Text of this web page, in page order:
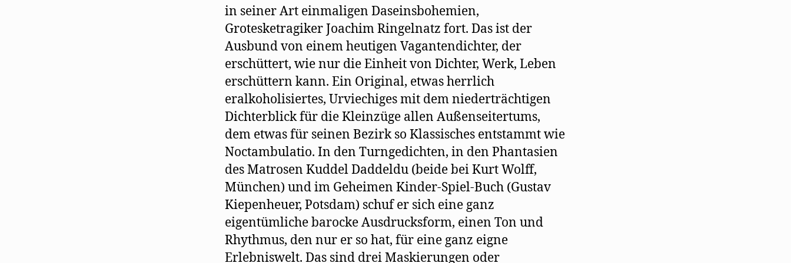
in seiner Art einmaligen Daseinsbohemien,
Grotesketragiker Joachim Ringelnatz fort. Das ist der
Ausbund von einem heutigen Vagantendichter, der
erschüttert, wie nur die Einheit von Dichter, Werk, Leben
erschüttern kann. Ein Original, etwas herrlich
eralkoholisiertes, Urviechiges mit dem niederträchtigen
Dichterblick für die Kleinzüge allen Außenseitertums,
dem etwas für seinen Bezirk so Klassisches entstammt wie
Noctambulatio. In den Turngedichten, in den Phantasien
des Matrosen Kuddel Daddeldu (beide bei Kurt Wolff,
München) und im Geheimen Kinder-Spiel-Buch (Gustav
Kiepenheuer, Potsdam) schuf er sich eine ganz
eigentümliche barocke Ausdrucksform, einen Ton und
Rhythmus, den nur er so hat, für eine ganz eigne
Erlebniswelt. Das sind drei Maskierungen oder